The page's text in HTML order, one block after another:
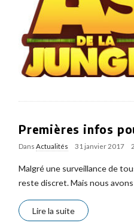
Premières infos
Dans Actualités 31 janvier 2017
Malgré une surveillance de
reste discret. Mais nous
Lire la suite